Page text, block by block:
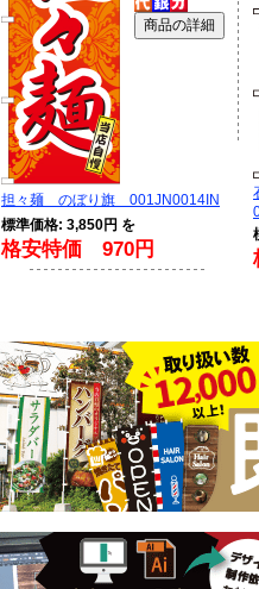
担々麺 のぼり旗 001JN0014IN
標準価格: 3,850円 を
格安特価 970円